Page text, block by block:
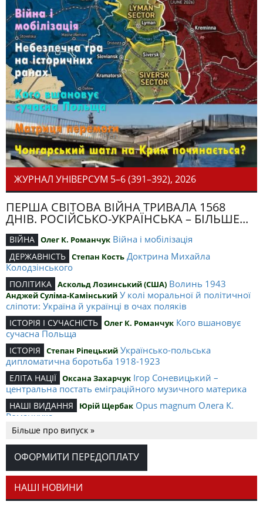
ЖУРНАЛ УНІВЕРСУМ 5–6 (391–392), 2026
ПЕРША СВІТОВА ВІЙНА ТРИВАЛА 1568
ДНІВ. РОСІЙСЬКО-УКРАЇНСЬКА – БІЛЬШЕ...
ВІЙНА Олег К. Романчук Війна і мобілізація
ДЕРЖАВНІСТЬ Степан Кость Доктрина Михайла
Колодзінського
ПОЛІТИКА Аскольд Лозинський (США) Волинь 1943
Анджей Суліма-Камінський У колі моральної й політичної
сліпоти: Україна й українці в очах поляків
ІСТОРІЯ І СУЧАСНІСТЬ Олег К. Романчук Кого вшановує
сучасна Польща
ІСТОРІЯ Степан Ріпецький Українсько-польська
дипломатична боротьба 1918-1923
ЕЛІТА НАЦІЇ Оксана Захарчук Ігор Соневицький –
центральна постать еміграційного музичного материка
НАШІ ВИДАННЯ Юрій Щербак Opus magnum Олега К.
Романчука
РЕЦЕНЗІЇ Петро Іванишин
Романчука
СЛОВО РЕДАКЦІЙНЕ Олег К. Романчук
як уособлення української політстратегії й тактики
Більше про випуск »
ОФОРМИТИ ПЕРЕДОПЛАТУ
НАШІ НОВИНИ